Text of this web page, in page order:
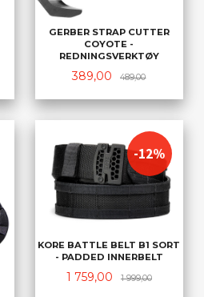
GERBER STRAP CUTTER
COYOTE -
REDNINGSVERKTØY
Tilbud
389,00 489,00Rabatt
KORE BATTLE BELT B1 SORT
- PADDED INNERBELT
Tilbud
1 759,00 1 999,00Rabatt
-12%